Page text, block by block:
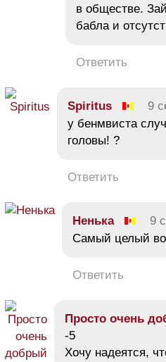
в обществе.
бабла и
Ответить
Spiritus 9
у бенмвиста
головы! ?
Ответить
Ненька 9
Самый целый
Ответить
Просто очень
-5
Хочу надеятся,